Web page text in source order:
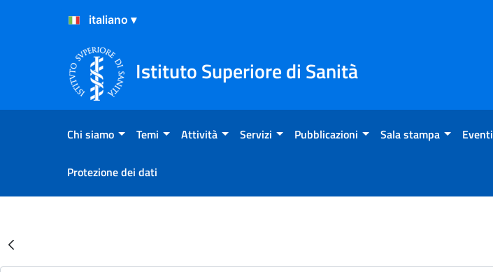
Salta al Contenuto
Salta al Footer
Istituto Superiore di Sanità
Chi siamo Temi Attività Servizi Pubblicazioni Sala stampa Eventi
Protezione dei dati
Risultati della Ricerca - Eventi